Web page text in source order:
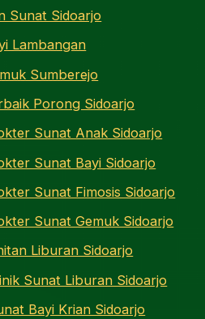
Sunat Sidoarjo
Lambangan
Sumberejo
Porong Sidoarjo
Sunat Anak Sidoarjo
Sunat Bayi Sidoarjo
Sunat Fimosis Sidoarjo
Sunat Gemuk Sidoarjo
Liburan Sidoarjo
Sunat Liburan Sidoarjo
Bayi Krian Sidoarjo